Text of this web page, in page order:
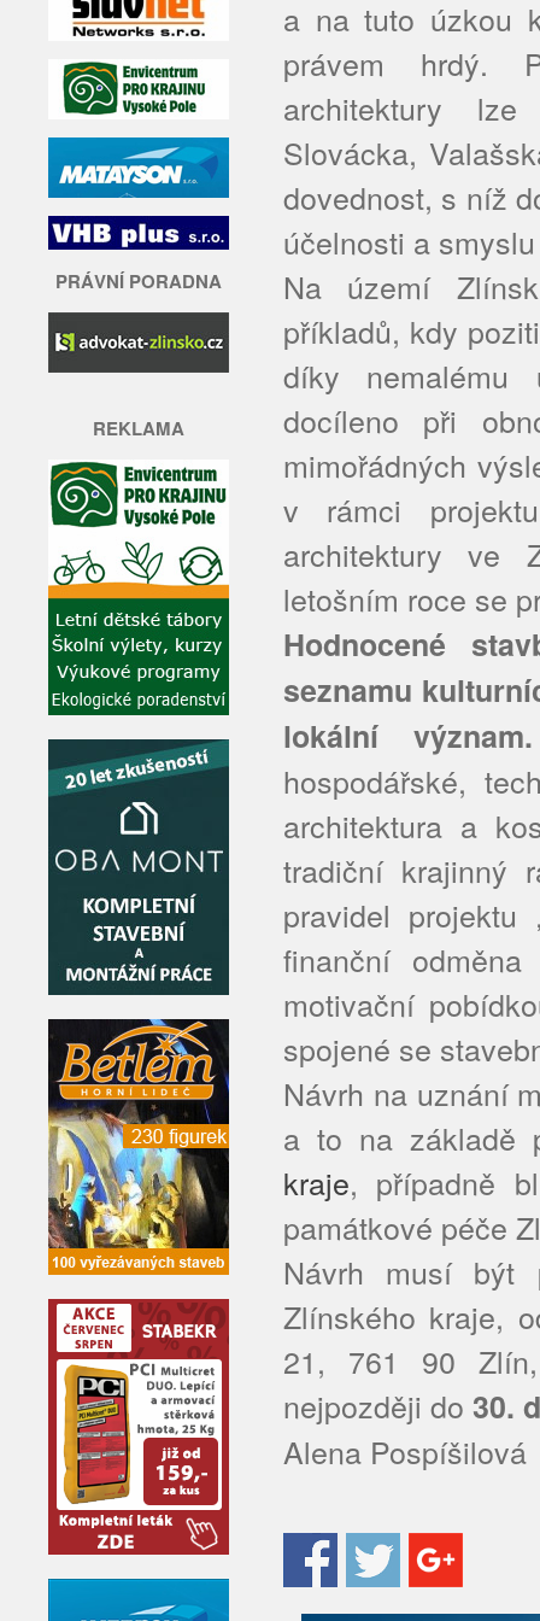
PRÁVNÍ PORADNA
REKLAMA
a na tuto úzkou
právem hrdý.
architektury
Slovácka,
dovednost, s níž
účelnosti a
Na území
příkladů, kdy
díky nemalému
docíleno při
mimořádných
v rámci
architektury ve
letošním roce se
Hodnocené
seznamu
lokální význam.
hospodářské,
architektura a
tradiční krajinný
pravidel
finanční
motivační
spojené se
Návrh na uznání
a to na základě
kraje, případně
památkové péče
Návrh musí být
Zlínského kraje,
21, 761 90
nejpozději do 30.
Alena Pospíšilová